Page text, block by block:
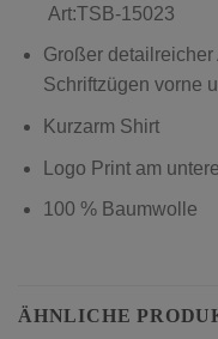
Art:TSB-15023
Großer
Schriftzügen vorne
Kurzarm Shirt
Logo Print am
100 % Baumwolle
ÄHNLICHE